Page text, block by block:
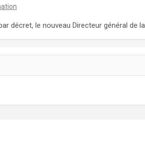
décret, le nouveau Directeur général de